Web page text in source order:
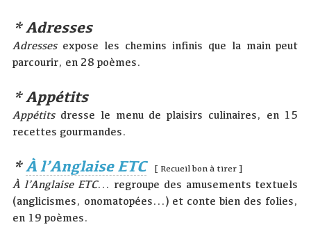
* Adresses
Adressesexpose les chemins infinis que la main peut
parcourir, en 28 poèmes.
* Appétits
Appétitsdresse le menu de plaisirs culinaires, en 15
recettes gourmandes.
*À l’Anglaise ETC [ Recueil bon à tirer ]
À l’Anglaise ETC... regroupe des amusements textuels
(anglicismes, onomatopées...) et conte bien des folies,
en 19 poèmes.